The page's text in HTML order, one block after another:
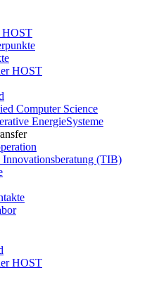
HOST
HOST
Computer Science
EnergieSysteme
(TIB)
HOST